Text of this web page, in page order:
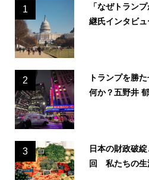
1
「なぜトラン
継氏インタビュ
2
トランプを勝
何か？五野井
3
日本の財政破
回 私たちの生